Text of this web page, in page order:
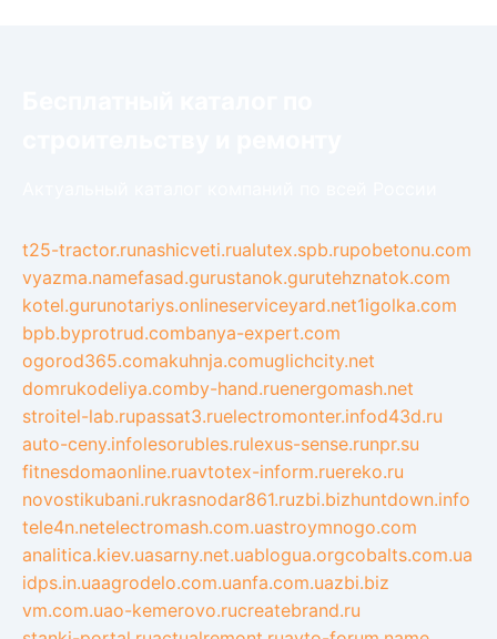
t25-tractor.runashicveti.rualutex.spb.rupobetonu.com
vyazma.namefasad.gurustanok.gurutehznatok.com
kotel.gurunotariys.onlineserviceyard.net1igolka.com
bpb.byprotrud.combanya-expert.com
ogorod365.comakuhnja.comuglichcity.net
domrukodeliya.comby-hand.ruenergomash.net
stroitel-lab.rupassat3.ruelectromonter.infod43d.ru
auto-ceny.infolesorubles.rulexus-sense.runpr.su
fitnesdomaonline.ruavtotex-inform.ruereko.ru
novostikubani.rukrasnodar861.ruzbi.bizhuntdown.info
tele4n.netelectromash.com.uastroymnogo.com
analitica.kiev.uasarny.net.uablogua.orgcobalts.com.ua
idps.in.uaagrodelo.com.uanfa.com.uazbi.biz
vm.com.uao-kemerovo.rucreatebrand.ru